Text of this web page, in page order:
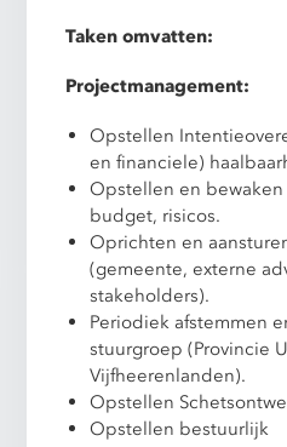
Taken omvatten:
Projectmanagement:
Opstellen
en financiele)
Opstellen en
budget, risicos.
Oprichten en
(gemeente, externe
stakeholders).
Periodiek afstemmen
stuurgroep (Provincie
Vijfheerenlanden).
Opstellen
Opstellen bestuurlijk